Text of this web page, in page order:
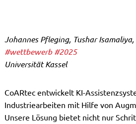
Johannes Pfleging, Tushar
#wettbewerb #2025
Universität Kassel
CoARtec entwickelt KI-
Industriearbeiten mit Hilfe von
Unsere Lösung bietet nicht nur